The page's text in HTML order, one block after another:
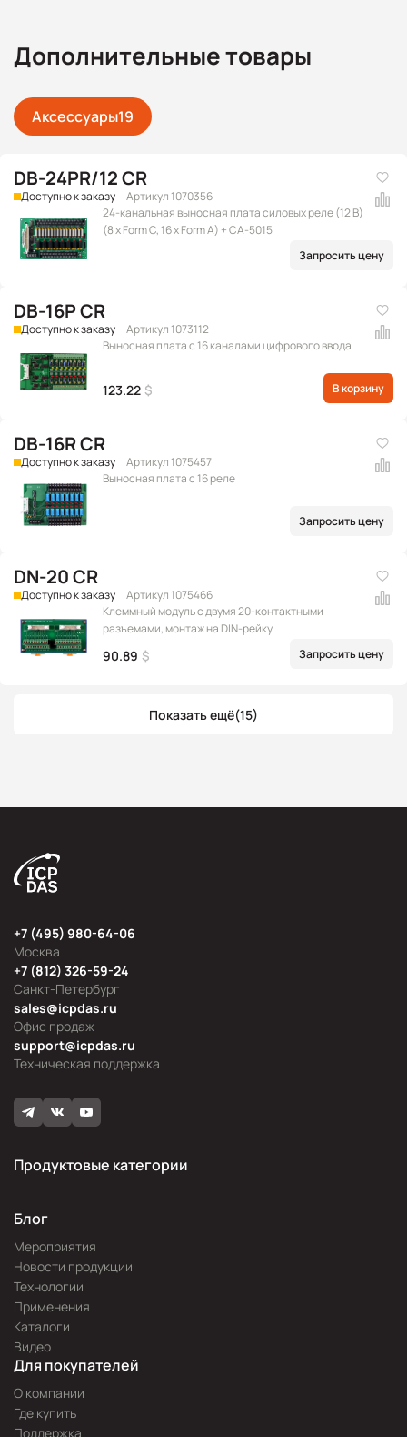
Дополнительные товары
Аксессуары19
DB-24PR/12 CR
Доступно к заказу
Артикул 1070356
24-канальная выносная плата силовых реле (12 В)
(8 x Form C, 16 x Form A) + CA-5015
Запросить цену
DB-16P CR
Доступно к заказу
Артикул 1073112
Выносная плата с 16 каналами цифрового ввода
123.22 $ В корзину
DB-16R CR
Доступно к заказу
Артикул 1075457
Выносная плата с 16 реле
Запросить цену
DN-20 CR
Доступно к заказу
Артикул 1075466
Клеммный модуль с двумя 20-контактными
разъемами, монтаж на DIN-рейку
90.89 $ Запросить цену
Показать ещё(15)
Москва
+7 (495) 980-64-06
Офис продаж
sales@icpdas.ru
Санкт-Петербург
+7 (812) 326-59-24
Техническая поддержка
support@icpdas.ru
Продуктовые категории
Блог
Мероприятия
Новости продукции
Технологии
Применения
Каталоги
Видео
Для покупателей
О компании
Где купить
Поддержка